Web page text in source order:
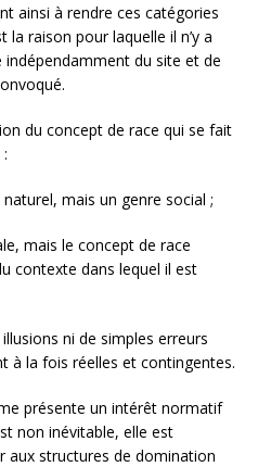
ainsi à rendre ces catégories
la raison pour laquelle il n’y a
du site et de
du concept de race qui se fait
mais un genre social ;
mais le concept de race
contexte dans lequel il est
ni de simples erreurs
à la fois réelles et contingentes.
présente un intérêt normatif
non inévitable, elle est
aux structures de domination